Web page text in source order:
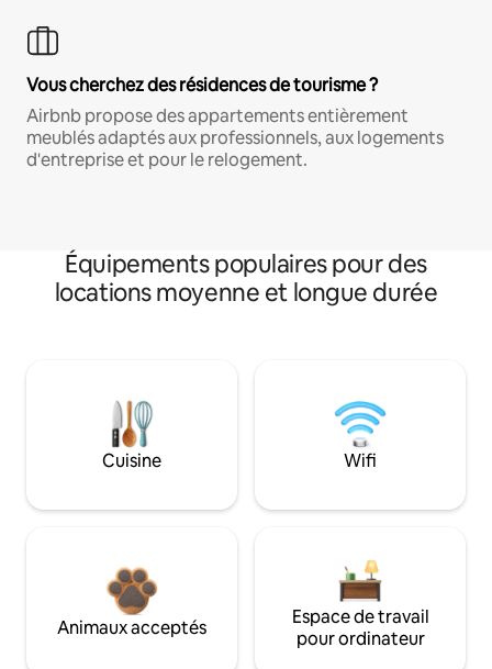
Vous cherchez des résidences de tourisme ?
Airbnb propose des appartements entièrement
meublés adaptés aux professionnels, aux logements
d'entreprise et pour le relogement.
Équipements populaires pour des
locations moyenne et longue durée
Cuisine Wifi
Animaux acceptés
Espace de travail
pour ordinateur